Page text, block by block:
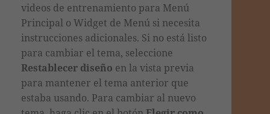
videos de entrenamiento para Menú
Principal o Widget de Menú si necesita
instrucciones adicionales. Si no está listo
para cambiar el tema, seleccione
Restablecer diseño en la vista previa
para mantener el tema anterior que
estaba usando. Para cambiar al nuevo